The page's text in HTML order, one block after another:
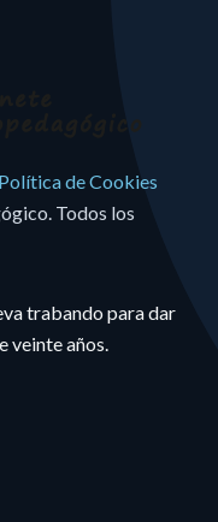
Política de Cookies
Todos los
trabando para dar
veinte años.